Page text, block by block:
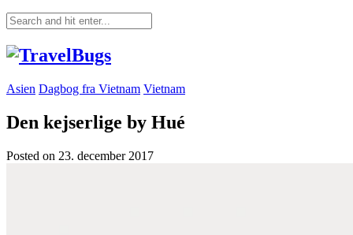
Asien Dagbog fra Vietnam Vietnam
Den kejserlige by Hué
Posted on 23. december 2017